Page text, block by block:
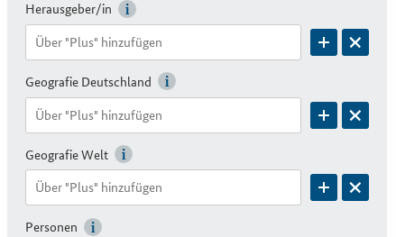
Herausgeber/in
Geografie Deutschland
Geografie Welt
Personen